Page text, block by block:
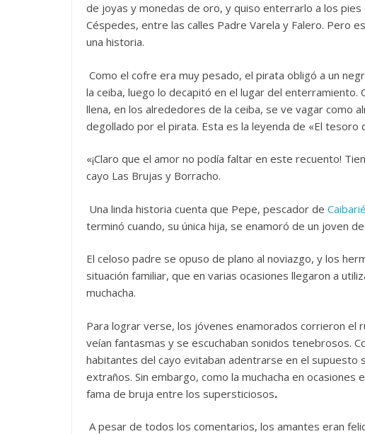
de joyas y monedas de oro, y quiso enterrarlo a los pies
Céspedes, entre las calles Padre Varela y Falero. Pero
una historia.
Como el cofre era muy pesado, el pirata obligó a un
la ceiba, luego lo decapitó en el lugar del enterramiento.
llena, en los alrededores de la ceiba, se ve vagar como
degollado por el pirata. Esta es la leyenda de «El
«¡Claro que el amor no podía faltar en este recuento!
cayo Las Brujas y Borracho.
Una linda historia cuenta que Pepe, pescador de
terminó cuando, su única hija, se enamoró de un joven
El celoso padre se opuso de plano al noviazgo, y los
situación familiar, que en varias ocasiones llegaron a
muchacha.
Para lograr verse, los jóvenes enamorados corrieron el
veían fantasmas y se escuchaban sonidos tenebrosos.
habitantes del cayo evitaban adentrarse en el supuesto
extraños. Sin embargo, como la muchacha en
fama de bruja entre los supersticiosos.
A pesar de todos los comentarios, los amantes eran